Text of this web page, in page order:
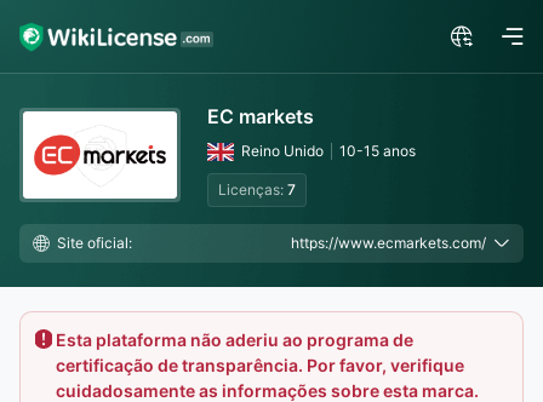
EC markets
Reino Unido 10-15 anos
Licenças: 7
Site oficial: https://www.ecmarkets.com/
Esta plataforma não aderiu ao programa de
certificação de transparência. Por favor, verifique
cuidadosamente as informações sobre esta marca.